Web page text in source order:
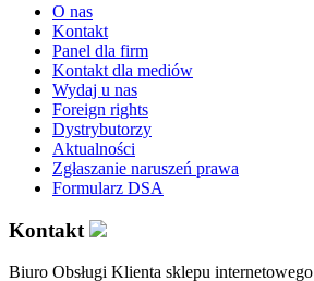
O nas
Kontakt
Panel dla firm
Kontakt dla mediów
Wydaj u nas
Foreign rights
Dystrybutorzy
Aktualności
Zgłaszanie naruszeń prawa
Formularz DSA
Kontakt
Biuro Obsługi Klienta sklepu internetowego